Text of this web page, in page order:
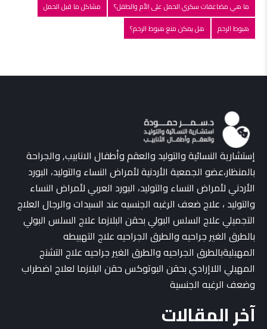
ما هي مضاعفات سكري الحمل على الأم والطفل؟
مشاكل ما قبل الحمل
هبوط الرحم
هل يمكن منع هبوط الرحم؟
إستشارية النسائية والتوليد والعقم وأطفال الانابيب, والجراحة
بالمنظار،عضو الجمعية الأردنية لأمراض النساء والتوليد، البورد
الأردني لأمراض النساء والتوليد، البورد العربي لأمراض النساء
والتوليد ، علاج ضعف الرغبه الجنسيه عند السيدات والرجال العلاج
التجميلي علاج السلس البولي بحقن البلازما علاج السلس البولي
بالطرق الغير جراحيه والطرق الجراحيه علاج التهبيطه
المهبليةبالطرق الجراحيه والطرق الغير جراحيه علاج التشنج
المهبلي اللاإرادي بحقن البوتوكس حقن البلازما لعلاج اضطراب
وضعف الرغبه الجنسية
آخر المقالات